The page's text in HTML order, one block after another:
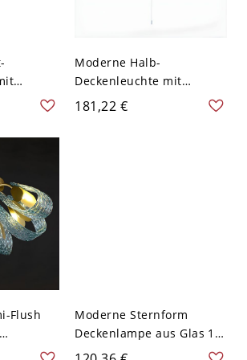
Blau
cm Wolke
Moderne Halb-
Deckenleuchte mit
Acrylschirm, 1-Licht, LED-
kompatibel - 20,32 cm
181,22 €
Flush
Moderne Sternform
Deckenlampe aus Glas 1-
Licht-Deckenbeleuchtung